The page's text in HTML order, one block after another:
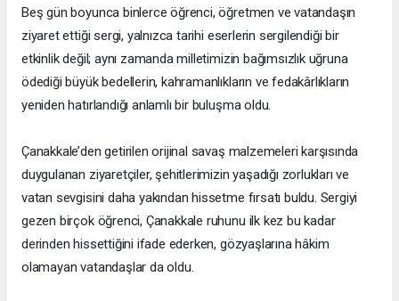
Beş gün boyunca binlerce öğrenci, öğretmen ve vatandaşın
ziyaret ettiği sergi, yalnızca tarihi eserlerin sergilendiği bir
etkinlik değil; aynı zamanda milletimizin bağımsızlık uğruna
ödediği büyük bedellerin, kahramanlıkların ve fedakârlıkların
yeniden hatırlandığı anlamlı bir buluşma oldu.
Çanakkale’den getirilen orijinal savaş malzemeleri karşısında
duygulanan ziyaretçiler, şehitlerimizin yaşadığı zorlukları ve
vatan sevgisini daha yakından hissetme fırsatı buldu. Sergiyi
gezen birçok öğrenci, Çanakkale ruhunu ilk kez bu kadar
derinden hissettiğini ifade ederken, gözyaşlarına hâkim
olamayan vatandaşlar da oldu.